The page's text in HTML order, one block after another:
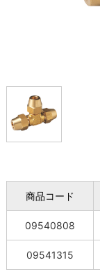
商品コード
09540808
09541315